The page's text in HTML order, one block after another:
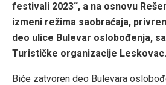
festivali 2023“, a na osnovu
izmeni režima saobraćaja,
deo ulice Bulevar oslobođenja,
Turističke organizacije Leskovac.
Biće zatvoren deo Bulevara